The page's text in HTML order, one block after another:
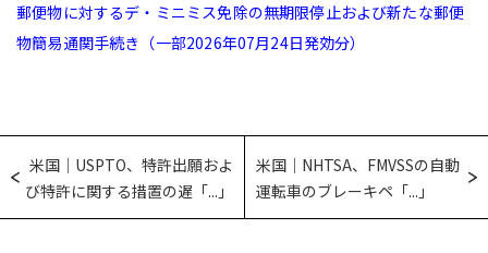
郵便物に対するデ・ミニミス免除の無期限停止および新たな郵便
物簡易通関手続き（一部2026年07月24日発効分）
米国｜USPTO、特許出願およ
び特許に関する措置の遅「...」
米国｜NHTSA、FMVSSの自動
運転車のブレーキペ「...」